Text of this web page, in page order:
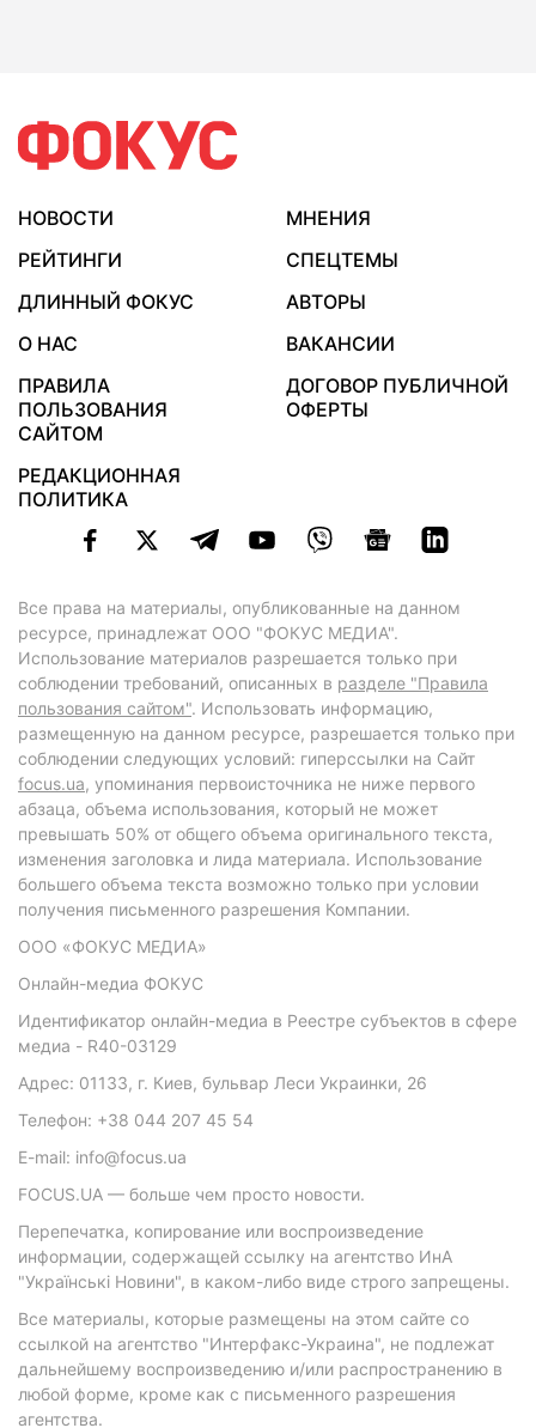
НОВОСТИ
МНЕНИЯ
РЕЙТИНГИ
СПЕЦТЕМЫ
ДЛИННЫЙ ФОКУС
АВТОРЫ
О НАС
ВАКАНСИИ
ПРАВИЛА
ПОЛЬЗОВАНИЯ
САЙТОМ
ДОГОВОР ПУБЛИЧНОЙ
ОФЕРТЫ
РЕДАКЦИОННАЯ
ПОЛИТИКА
Все права на материалы, опубликованные на данном
ресурсе, принадлежат ООО "ФОКУС МЕДИА".
Использование материалов разрешается только при
соблюдении требований, описанных в разделе "Правила
пользования сайтом". Использовать информацию,
размещенную на данном ресурсе, разрешается только при
соблюдении следующих условий: гиперссылки на Сайт
focus.ua, упоминания первоисточника не ниже первого
абзаца, объема использования, который не может
превышать 50% от общего объема оригинального текста,
изменения заголовка и лида материала. Использование
большего объема текста возможно только при условии
получения письменного разрешения Компании.
ООО «ФОКУС МЕДИА»
Онлайн-медиа ФОКУС
Идентификатор онлайн-медиа в Реестре субъектов в сфере
медиа - R40-03129
Адрес: 01133, г. Киев, бульвар Леси Украинки, 26
Телефон: +38 044 207 45 54
E-mail: info@focus.ua
FOCUS.UA — больше чем просто новости.
Перепечатка, копирование или воспроизведение
информации, содержащей ссылку на агентство ИнА
"Українські Новини", в каком-либо виде строго запрещены.
Все материалы, которые размещены на этом сайте со
ссылкой на агентство "Интерфакс-Украина", не подлежат
дальнейшему воспроизведению и/или распространению в
любой форме, кроме как с письменного разрешения
агентства.